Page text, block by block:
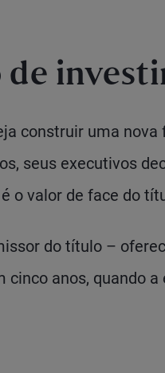
de
construir uma
seus executivos
o valor de face do
do título –
anos, quando